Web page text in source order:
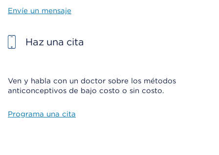
Envíe un mensaje
Haz una cita
Ven y habla con un doctor sobre los métodos
anticonceptivos de bajo costo o sin costo.
Programa una cita